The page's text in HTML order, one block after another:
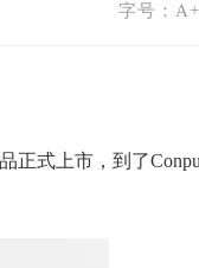
字号：
正式上市，到了